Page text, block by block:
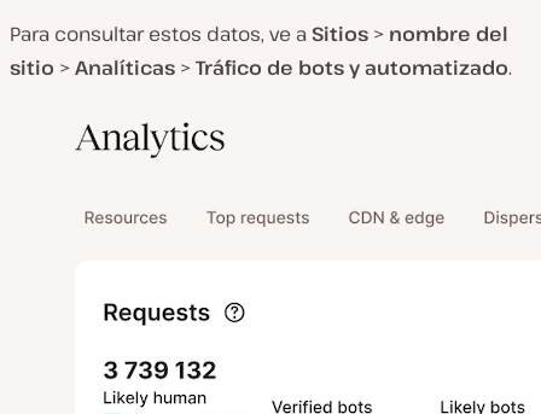
Para consultar estos datos, ve a Sitios > nombre del
sitio >Analíticas >Tráfico de bots y automatizado.